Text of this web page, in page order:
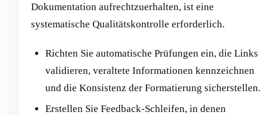
Dokumentation aufrechtzuerhalten, ist eine
systematische Qualitätskontrolle erforderlich.
Richten Sie automatische Prüfungen ein, die Links
validieren, veraltete Informationen kennzeichnen
und die Konsistenz der Formatierung sicherstellen.
Erstellen Sie Feedback-Schleifen, in denen